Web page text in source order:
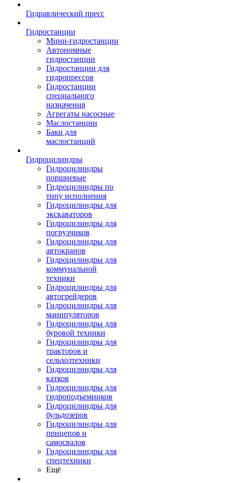
Гидравлический пресс
Гидростанции
Мини-гидростанции
Автономные
гидростанции
Гидростанции для
гидропрессов
Гидростанции
специального
назначения
Агрегаты насосные
Маслостанции
Баки для
маслостанций
Гидроцилиндры
Гидроцилиндры
поршневые
Гидроцилиндры по
типу исполнения
Гидроцилиндры для
экскаваторов
Гидроцилиндры для
погрузчиков
Гидроцилиндры для
автокранов
Гидроцилиндры для
коммунальной
техники
Гидроцилиндры для
автогрейдеров
Гидроцилиндры для
манипуляторов
Гидроцилиндры для
буровой техники
Гидроцилиндры для
тракторов и
сельхозтехники
Гидроцилиндры для
катков
Гидроцилиндры для
гидроподъемников
Гидроцилиндры для
бульдозеров
Гидроцилиндры для
прицепов и
самосвалов
Гидроцилиндры для
спецтехники
Ещё